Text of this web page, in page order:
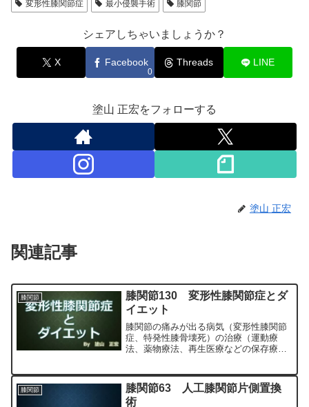
変形性膝関節症
最小侵襲手術 膝関節
シェアしちゃいましょうか？
X Facebook
0
Threads LINE
塗山 正宏をフォローする
塗山 正宏
関連記事
膝関節
膝関節130 変形性膝関節症とダ
イエット
膝関節の痛みが出る病気（変形性膝関節
症、特発性膝骨壊死）の治療（運動療
法、薬物療法、再生医療などの保存療
専門医（人工関節手術を専門）の塗山正
宏が色々と説明します。
膝関節
膝関節63 人工膝関節片側置換
術